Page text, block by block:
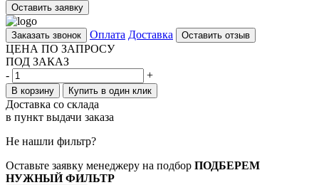
Оставить заявку
Заказать звонок Оплата Доставка Оставить отзыв
ЦЕНА ПО ЗАПРОСУ
ПОД ЗАКАЗ
-
+
В корзину Купить в один клик
Доставка со склада
в пункт выдачи заказа
Не нашли фильтр?
Оставьте заявку менеджеру на подбор ПОДБЕРЕМ
НУЖНЫЙ ФИЛЬТР